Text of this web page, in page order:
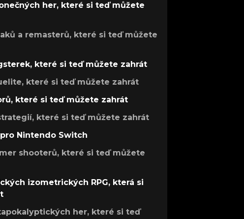
her, které si teď můžete
a remasterů, které si teď můžete
které si teď můžete zahrát
které si teď můžete zahrát
které si teď můžete zahrát
které si teď můžete zahrát
Nintendo Switch
shooterů, které si teď můžete
izometrických RPG, která si
her, které si teď